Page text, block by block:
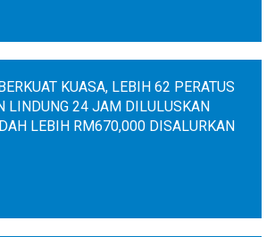
KUASA, LEBIH 62 PERATUS
LINDUNG 24 JAM DILULUSKAN
LEBIH RM670,000 DISALURKAN